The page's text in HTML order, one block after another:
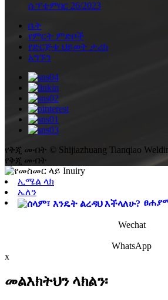
ሴፕቴምበር 26/2023
ቤት
የምርት ምድቦች
የድርጅቱ ህይወት ታሪክ
አግኙን
የቅጂ መብት © Shijiazhuang Tianqiao
የቅጂ መብት
ኢሜል ላክ
ኤለን
Wechat
WhatsApp
x
መልእክትህን ላክልን፡